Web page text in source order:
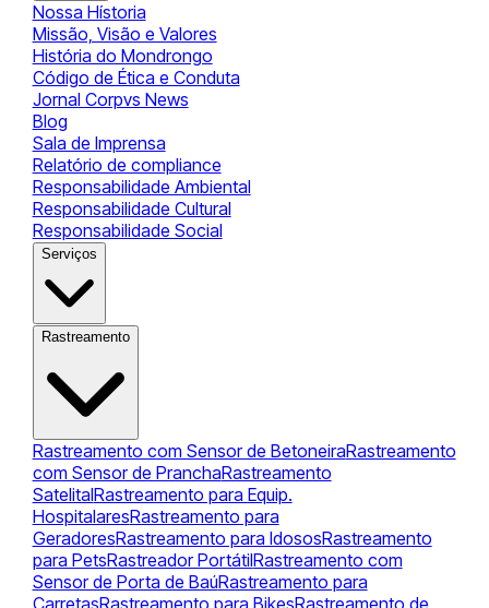
Nossa Hístoria
Missão, Visão e Valores
História do Mondrongo
Código de Ética e Conduta
Jornal Corpvs News
Blog
Sala de Imprensa
Relatório de compliance
Responsabilidade Ambiental
Responsabilidade Cultural
Responsabilidade Social
Serviços
Rastreamento
Rastreamento com Sensor de BetoneiraRastreamento
com Sensor de PranchaRastreamento
SatelitalRastreamento para Equip.
HospitalaresRastreamento para
GeradoresRastreamento para IdososRastreamento
para PetsRastreador PortátilRastreamento com
Sensor de Porta de BaúRastreamento para